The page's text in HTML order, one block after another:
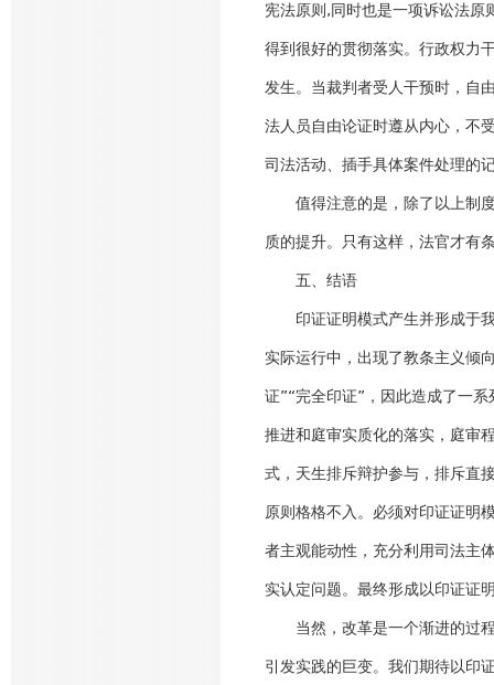
宪法原则,同时也是一项诉讼法原
得到很好的贯彻落实。行政权力
发生。当裁判者受人干预时，自
法人员自由论证时遵从内心，不
司法活动、插手具体案件处理的
值得注意的是，除了以上制度
质的提升。只有这样，法官才有
五、结语
印证证明模式产生并形成于我
实际运行中，出现了教条主义倾
证”“完全印证”，因此造成了一
推进和庭审实质化的落实，庭审
式，天生排斥辩护参与，排斥直
原则格格不入。必须对印证证明
者主观能动性，充分利用司法主
实认定问题。最终形成以印证证
当然，改革是一个渐进的过程
引发实践的巨变。我们期待以印